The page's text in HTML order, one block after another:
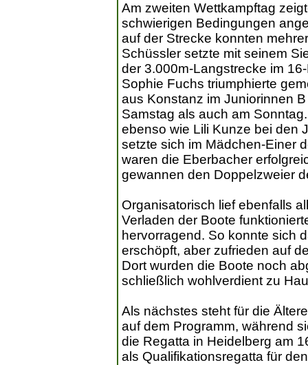
Am zweiten Wettkampftag
schwierigen Bedingungen
auf der Strecke konnten
Schüssler setzte mit seinem
der 3.000m-Langstrecke im
Sophie Fuchs triumphierte
aus Konstanz im Juniorinnen
Samstag als auch am
ebenso wie Lili Kunze bei den
setzte sich im Mädchen-Einer
waren die Eberbacher
gewannen den Doppelzweier
Organisatorisch lief ebenfalls
Verladen der Boote
hervorragend. So konnte sich
erschöpft, aber zufrieden auf
Dort wurden die Boote noch
schließlich wohlverdient zu
Als nächstes steht für die
auf dem Programm, während
die Regatta in Heidelberg am
als Qualifikationsregatta für